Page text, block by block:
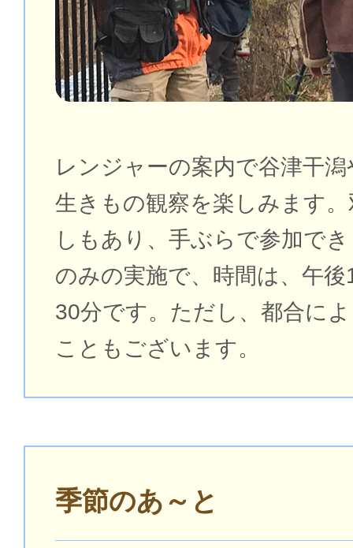
レンジャーの案内で谷津干
生きもの観察を楽しみます
しもあり、手ぶらで参加で
のみの実施で、時間は、午
30分です。ただし、都合に
こともございます。
季節のあ～と